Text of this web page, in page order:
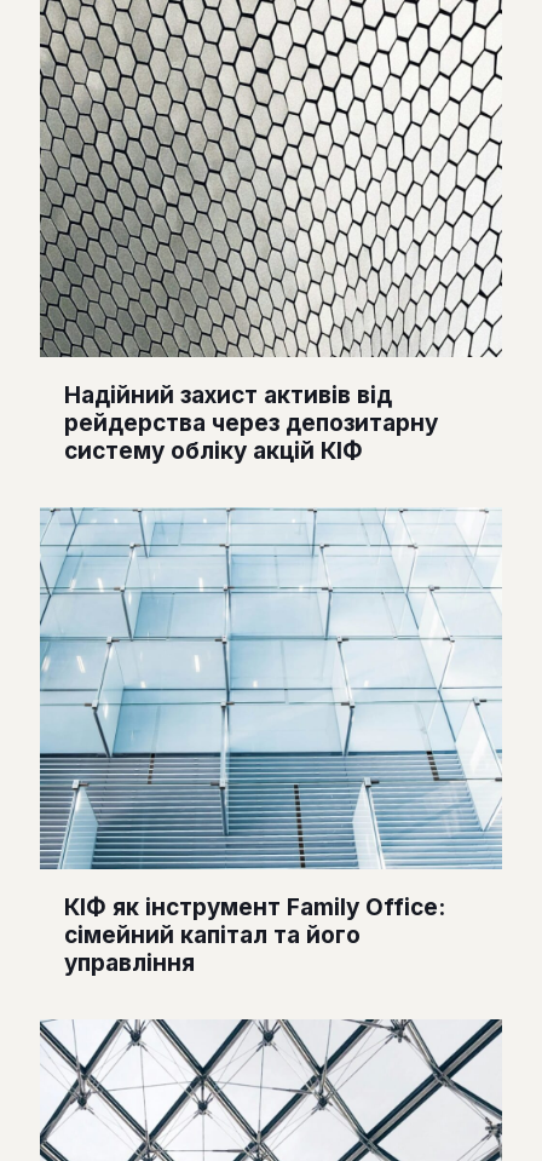
Надійний захист активів від
рейдерства через депозитарну
систему обліку акцій КІФ
КІФ як інструмент Family Office:
сімейний капітал та його
управління